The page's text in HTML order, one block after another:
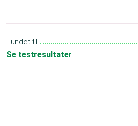
Fundet til
Se testresultater